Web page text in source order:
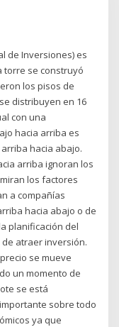
de Inversiones) es
torre se construyó
los pisos de
distribuyen en 16
con una
hacia arriba es
hacia abajo.
arriba ignoran los
los factores
a compañías
hacia abajo o de
planificación del
atraer inversión.
se mueve
un momento de
se está
sobre todo
ya que